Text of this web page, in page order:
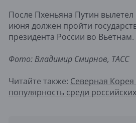
После Пхеньяна Путин вылетел
июня должен пройти
президента России во Вьетнам.
Фото: Владимир Смирнов, ТАСС
Читайте также: Северная
популярность среди